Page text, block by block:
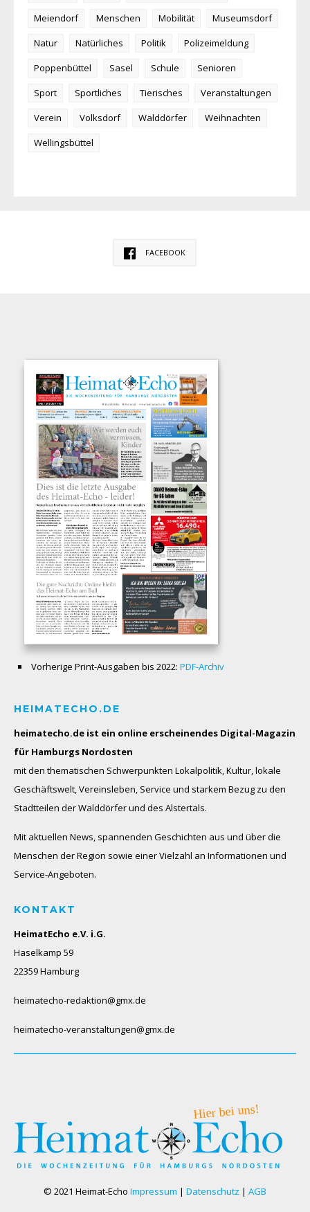
Meiendorf
Menschen Mobilität
Museumsdorf
Natur
Natürliches Politik
Polizeimeldung
Poppenbüttel
Sasel Schule
Senioren
Sport
Sportliches Tierisches
Veranstaltungen
Verein
Volksdorf Walddörfer
Weihnachten
Wellingsbüttel
FACEBOOK
Vorherige Print-Ausgaben bis 2022: PDF-Archiv
HEIMATECHO.DE
heimatecho.de ist ein online erscheinendes Digital-Magazin
für Hamburgs Nordosten
mit den thematischen Schwerpunkten Lokalpolitik, Kultur, lokale
Geschäftswelt, Vereinsleben, Service und starkem Bezug zu den
Stadtteilen der Walddörfer und des Alstertals.
Mit aktuellen News, spannenden Geschichten aus und über die
Menschen der Region sowie einer Vielzahl an Informationen und
Service-Angeboten.
KONTAKT
HeimatEcho e.V. i.G.
Haselkamp 59
22359 Hamburg
heimatecho-redaktion@gmx.de
heimatecho-veranstaltungen@gmx.de
© 2021 Heimat-Echo Impressum | Datenschutz | AGB